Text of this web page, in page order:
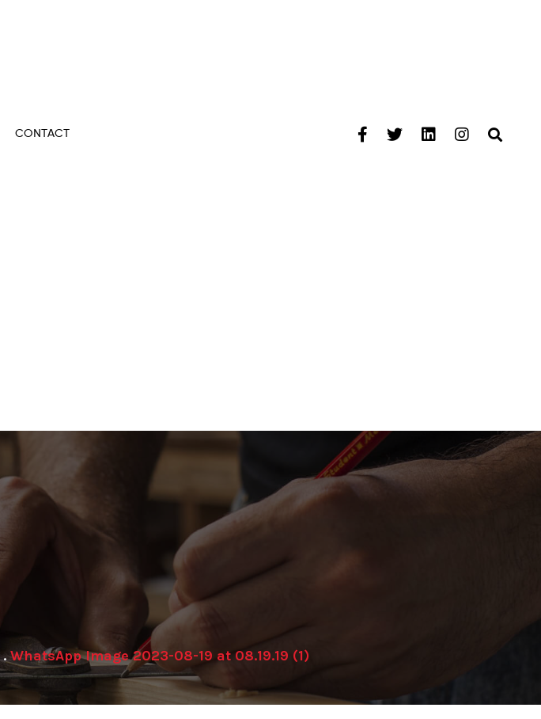
CONTACT
. WhatsApp Image 2023-08-19 at 08.19.19 (1)